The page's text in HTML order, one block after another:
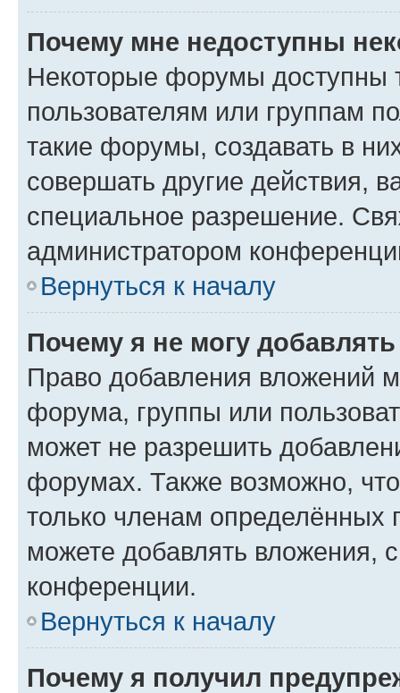
Почему мне недоступны
Некоторые форумы доступны
пользователям или группам
такие форумы, создавать в
совершать другие действия,
специальное разрешение.
администратором
Вернуться к началу
Почему я не могу
Право добавления вложений
форума, группы или
может не разрешить
форумах. Также возможно,
только членам определённых
можете добавлять вложения,
конференции.
Вернуться к началу
Почему я получил